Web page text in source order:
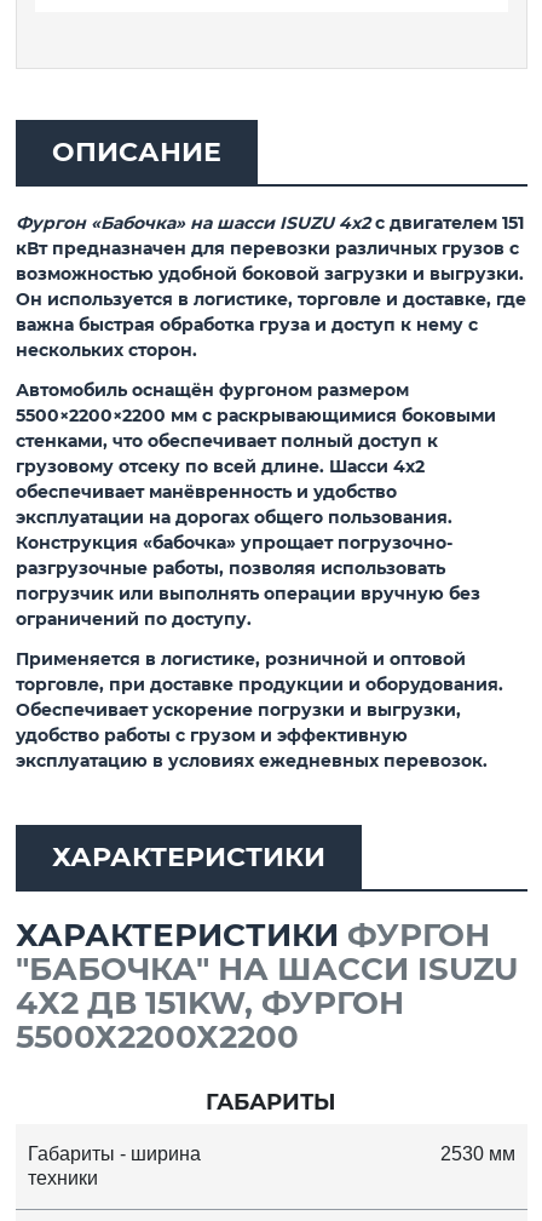
ОПИСАНИЕ
Фургон «Бабочка» на шасси ISUZU 4x2с двигателем 151
кВт предназначен для перевозки различных грузов с
возможностью удобной боковой загрузки и выгрузки.
Он используется в логистике, торговле и доставке, где
важна быстрая обработка груза и доступ к нему с
нескольких сторон.
Автомобиль оснащён фургоном размером
5500×2200×2200 мм с раскрывающимися боковыми
стенками, что обеспечивает полный доступ к
грузовому отсеку по всей длине. Шасси 4x2
обеспечивает манёвренность и удобство
эксплуатации на дорогах общего пользования.
Конструкция «бабочка» упрощает погрузочно-
разгрузочные работы, позволяя использовать
погрузчик или выполнять операции вручную без
ограничений по доступу.
Применяется в логистике, розничной и оптовой
торговле, при доставке продукции и оборудования.
Обеспечивает ускорение погрузки и выгрузки,
удобство работы с грузом и эффективную
эксплуатацию в условиях ежедневных перевозок.
ХАРАКТЕРИСТИКИ
ХАРАКТЕРИСТИКИ ФУРГОН
"БАБОЧКА" НА ШАССИ ISUZU
4Х2 ДВ 151KW, ФУРГОН
5500Х2200Х2200
ГАБАРИТЫ
Габариты - ширина
техники
2530 мм